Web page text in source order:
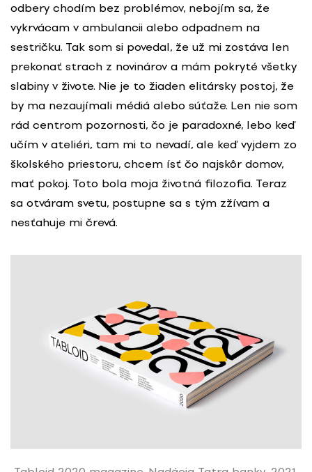
odbery chodím bez problémov, nebojím sa, že
vykrvácam v ambulancii alebo odpadnem na
sestričku. Tak som si povedal, že už mi zostáva len
prekonať strach z novinárov a mám pokryté všetky
slabiny v živote. Nie je to žiaden elitársky postoj, že
by ma nezaujímali médiá alebo súťaže. Len nie som
rád centrom pozornosti, čo je paradoxné, lebo keď
učím v ateliéri, tam mi to nevadí, ale keď vyjdem zo
školského priestoru, chcem ísť čo najskôr domov,
mať pokoj. Toto bola moja životná filozofia. Teraz
sa otváram svetu, postupne sa s tým zžívam a
nesťahuje mi črevá.